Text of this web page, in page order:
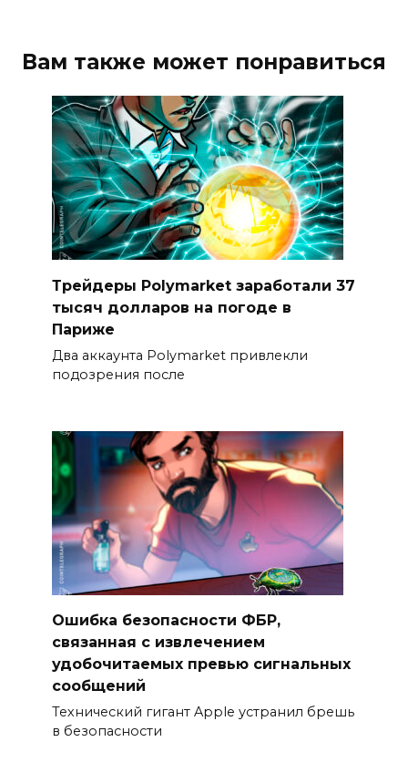
Вам также может понравиться
Трейдеры Polymarket заработали 37
тысяч долларов на погоде в
Париже
Два аккаунта Polymarket привлекли
подозрения после
Ошибка безопасности ФБР,
связанная с извлечением
удобочитаемых превью сигнальных
сообщений
Технический гигант Apple устранил брешь
в безопасности